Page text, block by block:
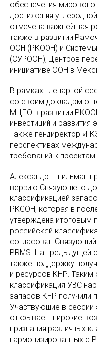
обеспечения мирового
достижения
отмечена важнейшая
также в развитии
ООН (РКООН) и
(СУРООН), Центров
инициативе ООН в
В рамках пленарной
со своим докладом о
МЦПО в развитии
инвестиций и
Также гендиректор
перспективах
требований к
Александр Шпильман
версию Связующего
классификацией
РКООН, которая в
утверждена итоговым
российской
согласован
PRMS. На предыдущей
также поддержку
и ресурсов КНР. Таким
классификация УВС
запасов КНР получили
Участвующие в сессии
открывает широкие
признания различных
гармонизированных с